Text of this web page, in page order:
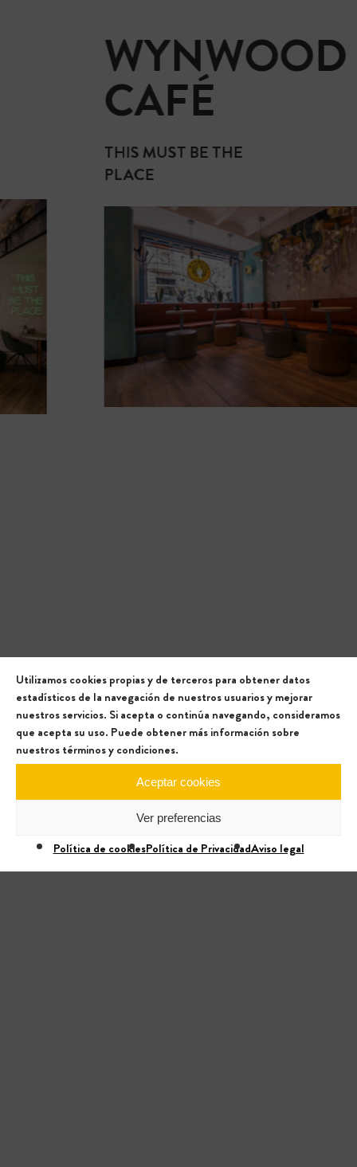
Utilizamos cookies propias y de terceros para obtener datos
estadísticos de la navegación de nuestros usuarios y mejorar
nuestros servicios. Si acepta o continúa navegando, consideramos
que acepta su uso. Puede obtener más información sobre
nuestros términos y condiciones.
Aceptar cookies
Ver preferencias
Política de cookiesPolítica de PrivacidadAviso legal
WYNWOOD
CAFÉ
THIS MUST BE THE